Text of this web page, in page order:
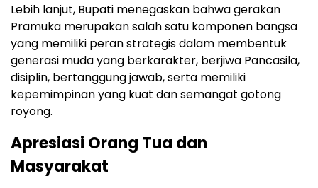
Lebih lanjut, Bupati menegaskan bahwa gerakan
Pramuka merupakan salah satu komponen bangsa
yang memiliki peran strategis dalam membentuk
generasi muda yang berkarakter, berjiwa Pancasila,
disiplin, bertanggung jawab, serta memiliki
kepemimpinan yang kuat dan semangat gotong
royong.
Apresiasi Orang Tua dan
Masyarakat